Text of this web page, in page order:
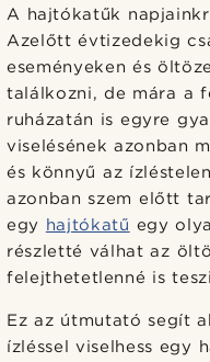
A hajtókatűk
Azelőtt évtizedekig
eseményeken és
találkozni, de mára a
ruházatán is egyre
viselésének azonban
és könnyű az
azonban szem előtt
egy hajtókatű egy
részletté válhat az
felejthetetlenné is
Ez az útmutató segít
ízléssel viselhess egy